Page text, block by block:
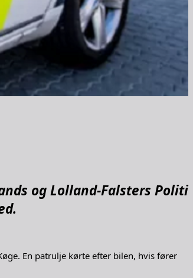
og Lolland-Falsters Politi
En patrulje kørte efter bilen, hvis fører